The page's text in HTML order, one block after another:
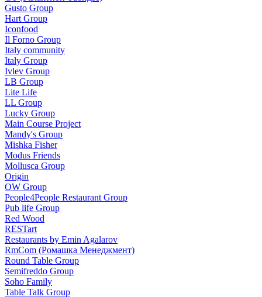
Gusto Group
Hart Group
Iconfood
Il Forno Group
Italy community
Italy Group
Ivlev Group
LB Group
Lite Life
LL Group
Lucky Group
Main Course Project
Mandy's Group
Mishka Fisher
Modus Friends
Mollusca Group
Origin
OW Group
People4People Restaurant Group
Pub life Group
Red Wood
RESTart
Restaurants by Emin Agalarov
RmCom (Ромашка Менеджмент)
Round Table Group
Semifreddo Group
Soho Family
Table Talk Group